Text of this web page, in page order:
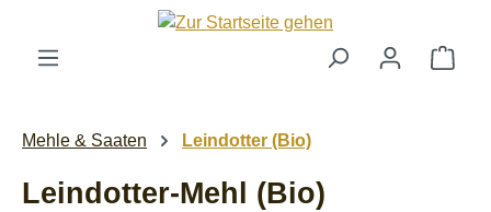
Zum Hauptinhalt springen
Mehle & Saaten Leindotter (Bio)
Leindotter-Mehl (Bio)